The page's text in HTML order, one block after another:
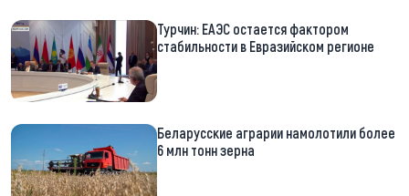
Турчин: ЕАЭС остается фактором
стабильности в Евразийском регионе
Беларусские аграрии намолотили более
6 млн тонн зерна